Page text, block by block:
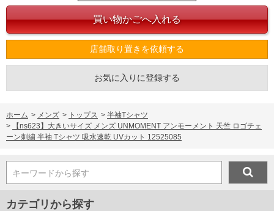
DETAIL
店舗取り置きを依頼する
お気に入りに登録する
ホーム > メンズ > トップス > 半袖Tシャツ
>
【ns623】大きいサイズ メンズ UNMOMENT アンモーメント 天竺 ロゴチェ
ーン刺繍 半袖 Tシャツ 吸水速乾 UVカット 12525085
キーワードから探す
カテゴリから探す